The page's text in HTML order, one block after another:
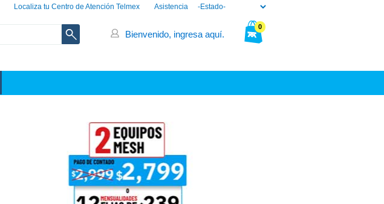
Asistencia
Localiza tu Centro de Atención Telmex
0
Bienvenido, ingresa aquí.